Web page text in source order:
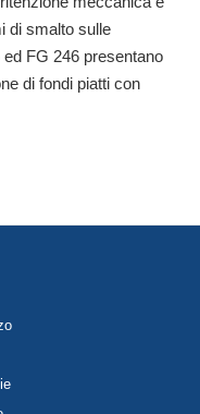
di smalto sulle
FG 246 presentano
di fondi piatti con